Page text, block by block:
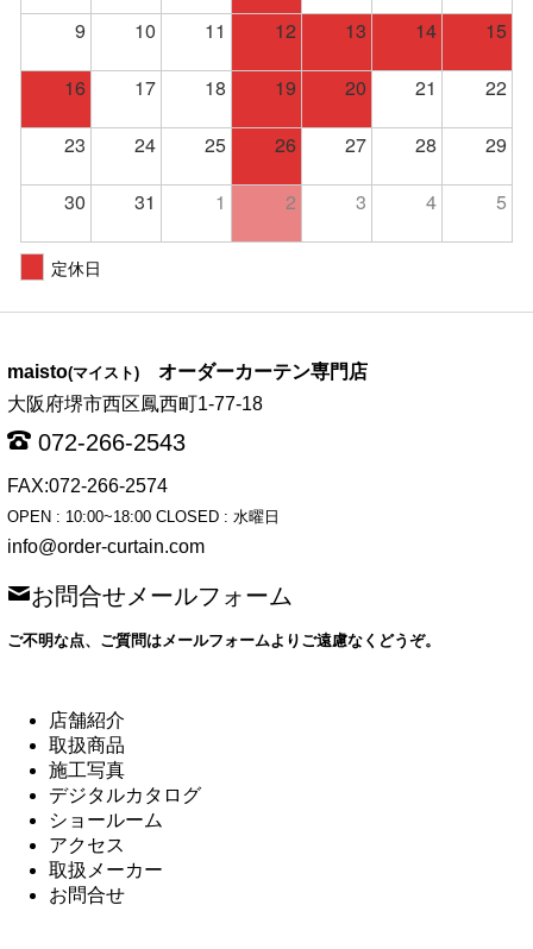
9 10 11 12 13 14 15
16 17 18 19 20 21 22
23 24 25 26 27 28 29
30 31 1 2 3 4 5
定休日
maisto(マイスト) オーダーカーテン専門店
大阪府堺市西区鳳西町1-77-18
072-266-2543
FAX:072-266-2574
OPEN : 10:00~18:00 CLOSED : 水曜日
info@order-curtain.com
お問合せメールフォーム
ご不明な点、ご質問はメールフォームよりご遠慮なくどうぞ。
店舗紹介
取扱商品
施工写真
デジタルカタログ
ショールーム
アクセス
取扱メーカー
お問合せ